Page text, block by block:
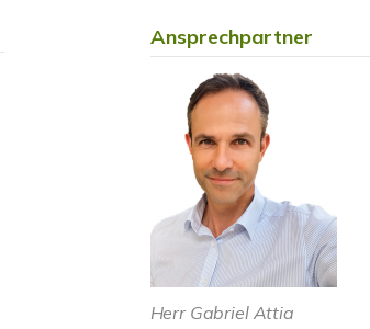
Ansprechpartner
Herr Gabriel Attia